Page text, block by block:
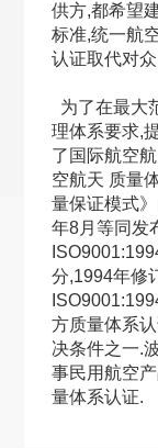
供方,都希望
标准,统一航
认证取代对
为了在最大
理体系要求,
了国际航空
空航天 质量
量保证模式
年8月等同发
分,1994年修
方质量体系
决条件之一.
事民用航空
量体系认证.